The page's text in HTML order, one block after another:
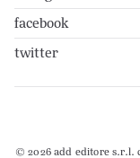
facebook
twitter
© 2026 add editore s.r.l.